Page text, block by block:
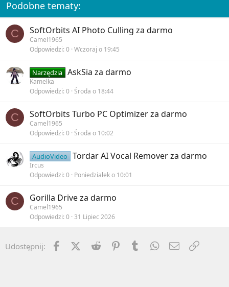
n
s
:
Podobne tematy:
C SoftOrbits AI Photo Culling za darmo
Camel1965
Odpowiedzi 0 Wczoraj o 19:45
Narzędzia AskSia za darmo
Kamelka
Odpowiedzi 0 Środa o 18:44
C SoftOrbits Turbo PC Optimizer za darmo
Camel1965
Odpowiedzi 0 Środa o 10:02
AudioVideo Tordar AI Vocal Remover za darmo
Ircus
Odpowiedzi 0 Poniedziałek o 10:01
C Gorilla Drive za darmo
Camel1965
Odpowiedzi 0 31 Lipiec 2026
Udostępnij: FacebookX (Twitter)
Reddit PinterestTumblr WhatsApp
Email